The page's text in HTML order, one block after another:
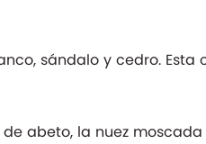
sándalo y cedro. Esta
abeto, la nuez moscada